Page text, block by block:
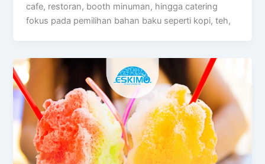
cafe, restoran, booth minuman, hingga catering
fokus pada pemilihan bahan baku seperti kopi, teh,